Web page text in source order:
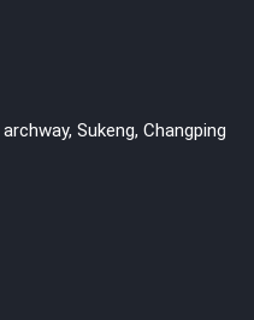
Sukeng, Changping